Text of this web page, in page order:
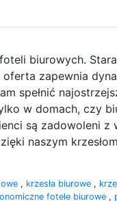
biurowych.
zapewnia
spełnić
w domach, czy
są zadowoleni
naszym
, krzesła biurowe ,
fotele biurowe ,